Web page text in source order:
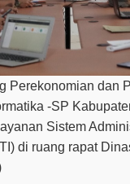
Perekonomian dan
-SP
Sistem
di ruang rapat